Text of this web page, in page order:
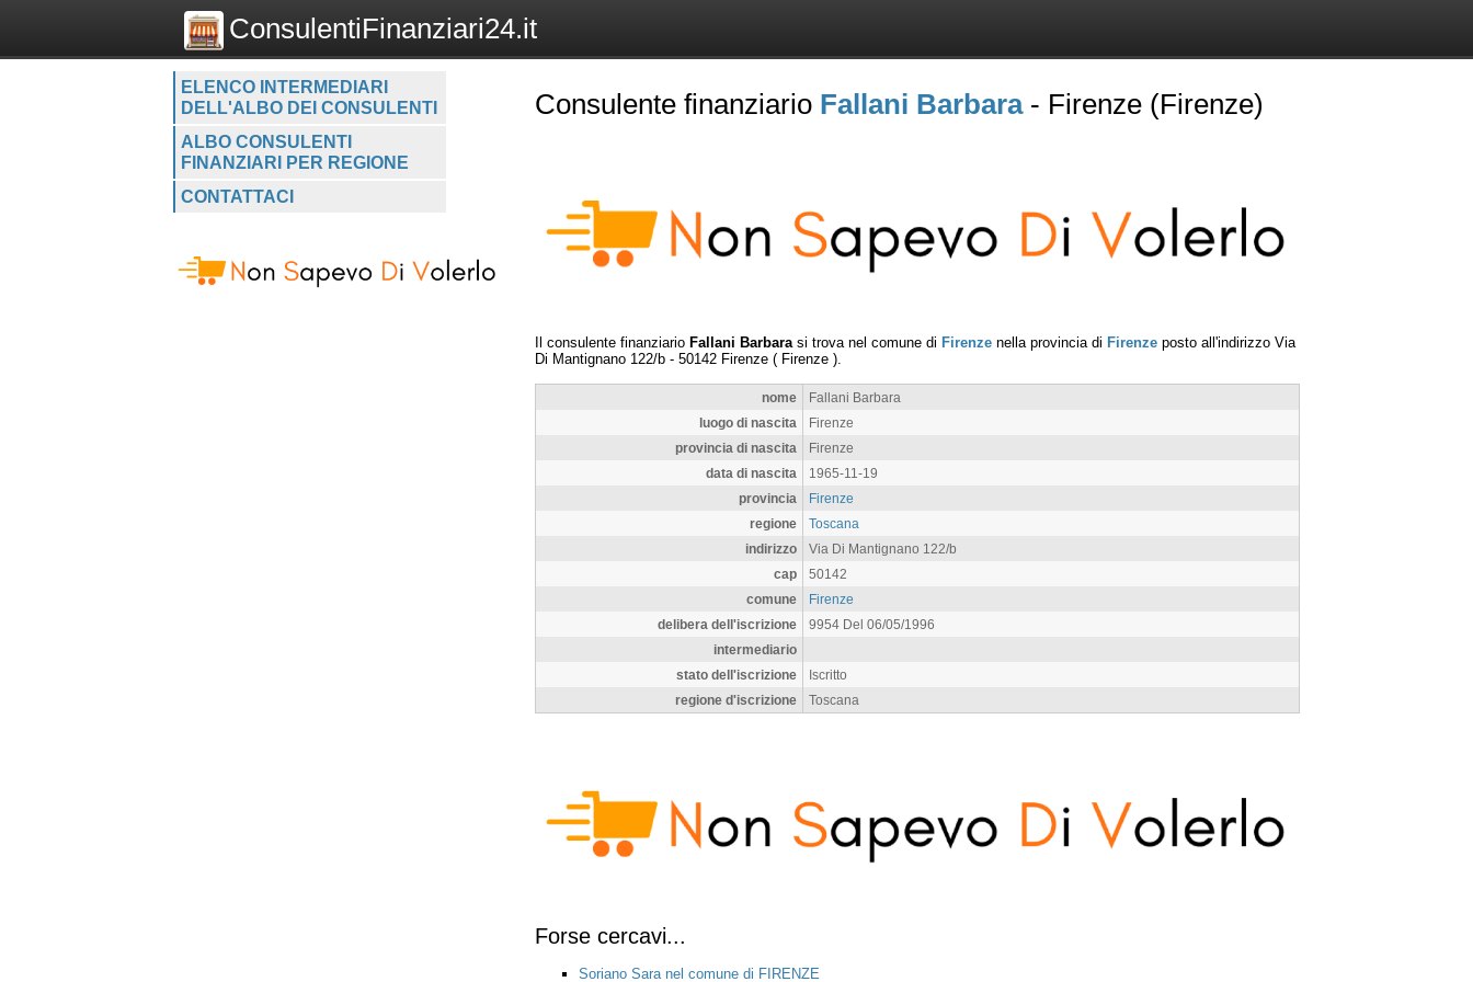
ConsulentiFinanziari24.it
ELENCO INTERMEDIARI
DELL'ALBO DEI CONSULENTI
ALBO CONSULENTI
FINANZIARI PER REGIONE
CONTATTACI
Consulente finanziario Fallani Barbara- Firenze (Firenze)
Il consulente finanziario Fallani Barbara si trova nel comune di Firenze nella provincia di Firenze posto all'indirizzo Via
Di Mantignano 122/b - 50142 Firenze ( Firenze ).
nome
Fallani Barbara
luogo di nascita
Firenze
provincia di nascita
Firenze
data di nascita
1965-11-19
provincia
Firenze
regione
Toscana
indirizzo
Via Di Mantignano 122/b
cap
50142
comune
Firenze
delibera dell'iscrizione
9954 Del 06/05/1996
intermediario
stato dell'iscrizione
Iscritto
regione d'iscrizione
Toscana
Forse cercavi...
Soriano Sara nel comune di FIRENZE